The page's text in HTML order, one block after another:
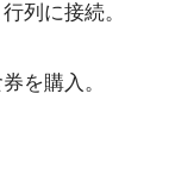
列に接続。
を購入。